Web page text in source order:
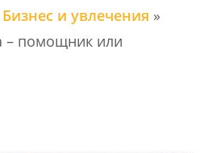
Бизнес и увлечения »
– помощник или